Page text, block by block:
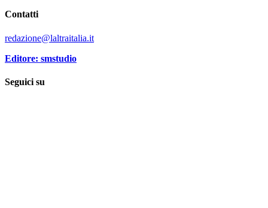
Contatti
redazione@laltraitalia.it
Editore: smstudio
Seguici su